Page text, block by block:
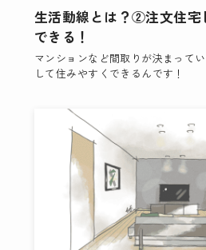
生活動線とは？②注文住宅
できる！
マンションなど間取りが決まって
して住みやすくできるんです！